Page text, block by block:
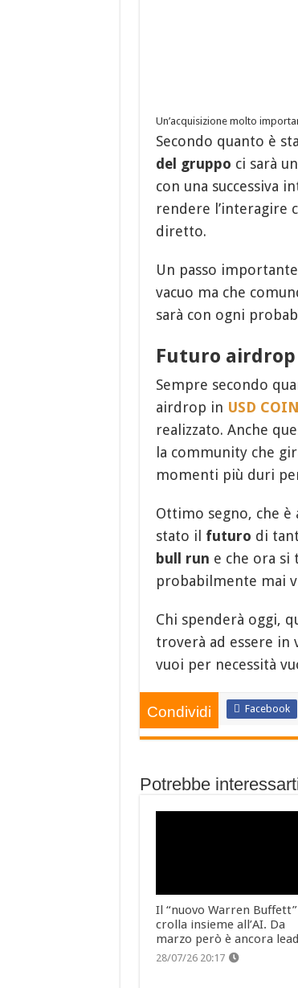
Un’acquisizione molto
Secondo quanto è
del gruppo ci sarà
con una successiva
rendere l’interagire
diretto.
Un passo
vacuo ma che
sarà con ogni
Futuro airdrop
Sempre secondo
airdrop in USD COIN
realizzato. Anche
la community che
momenti più duri
Ottimo segno, che è
stato il futuro di
bull run e che ora
probabilmente mai
Chi spenderà oggi,
troverà ad essere in
vuoi per necessità
Condividi Facebook
Potrebbe
Il “nuovo Warren Buffett”
crolla insieme all’AI. Da
marzo però è ancora
28/07/26 20:17